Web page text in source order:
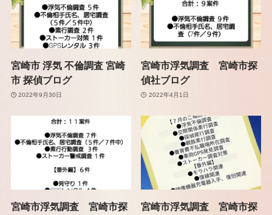
宮崎市 浮気 不倫調査 宮崎
市 探偵ブログ
2022年9月30日
宮崎市浮気調査 宮崎市探
偵社ブログ
2022年4月1日
宮崎市浮気調査 宮崎市探
宮崎市浮気調査 宮崎市探